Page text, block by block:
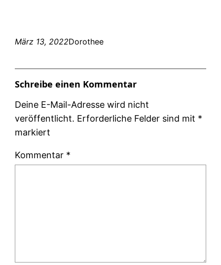
März 13, 2022Dorothee
Schreibe einen Kommentar
Deine E-Mail-Adresse wird nicht
veröffentlicht. Erforderliche Felder sind mit *
markiert
Kommentar *